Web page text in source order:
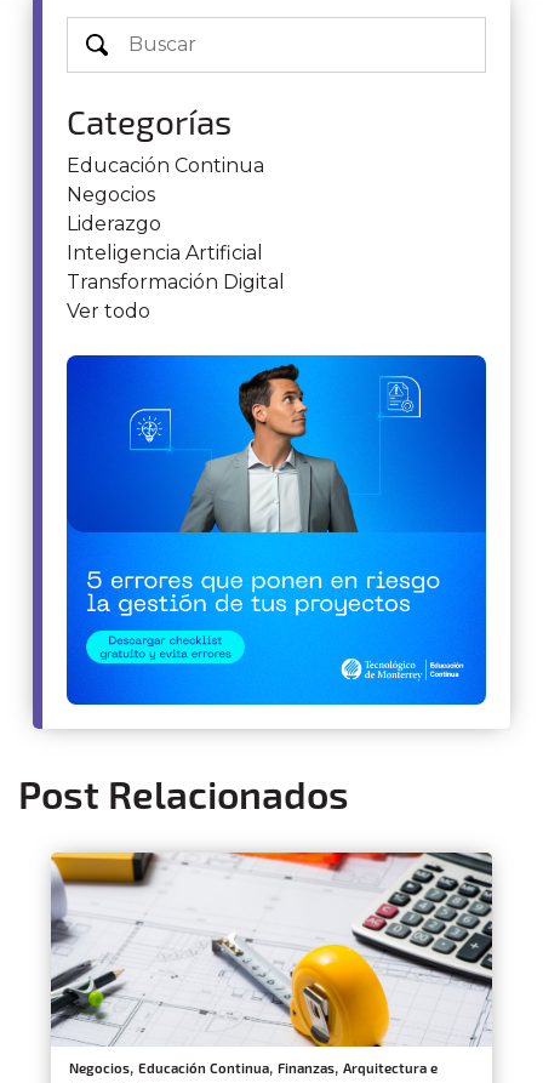
Categorías
Educación Continua
Negocios
Liderazgo
Inteligencia Artificial
Transformación Digital
Ver todo
Post Relacionados
Negocios, Educación Continua, Finanzas, Arquitectura e